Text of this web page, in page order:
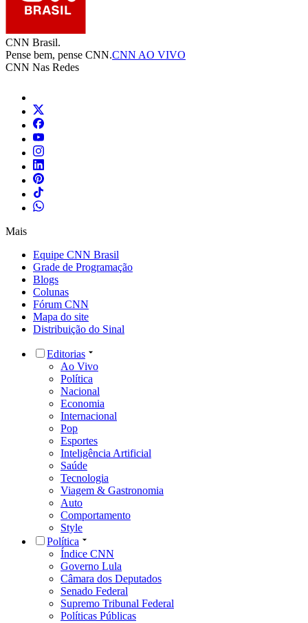
CNN Brasil.
Pense bem, pense CNN.CNN AO VIVO
CNN Nas Redes
Mais
Equipe CNN Brasil
Grade de Programação
Blogs
Colunas
Fórum CNN
Mapa do site
Distribuição do Sinal
Editorias
Ao Vivo
Política
Nacional
Economia
Internacional
Pop
Esportes
Inteligência Artificial
Saúde
Tecnologia
Viagem & Gastronomia
Auto
Comportamento
Style
Política
Índice CNN
Governo Lula
Câmara dos Deputados
Senado Federal
Supremo Tribunal Federal
Políticas Públicas